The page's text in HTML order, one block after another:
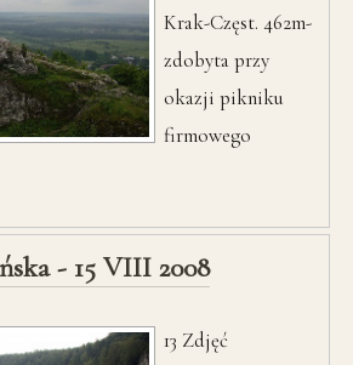
Krak-Częst. 462m-
zdobyta przy
okazji pikniku
firmowego
- 15 VIII 2008
13 Zdjęć